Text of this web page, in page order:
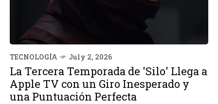
TECNOLOGÍA July 2, 2026
La Tercera Temporada de 'Silo' Llega a
Apple TV con un Giro Inesperado y
una Puntuación Perfecta